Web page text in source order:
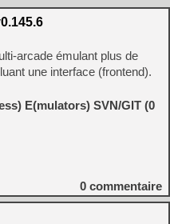
arcade émulant plus de
une interface (frontend).
E(mulators) SVN/GIT (0
0 commentaire